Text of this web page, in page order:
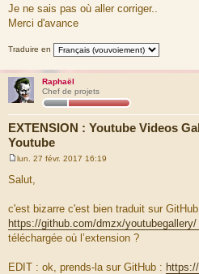
Je ne sais pas où aller corriger..
Merci d'avance
Traduire en
Raphaël
Chef de projets
EXTENSION : Youtube Videos
Youtube
e
s
g
e
lun. 27 févr. 2017 16:19
Salut,
c'est bizarre c'est bien traduit sur
https://github.com/dmzx/
téléchargée où l’extension ?
EDIT : ok, prends-la sur GitHub :